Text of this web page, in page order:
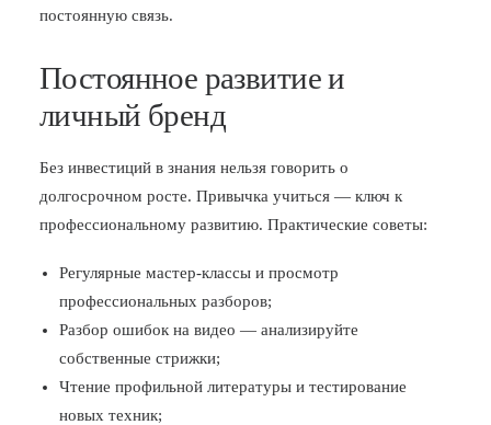
постоянную связь.
Постоянное развитие и
личный бренд
Без инвестиций в знания нельзя говорить о
долгосрочном росте. Привычка учиться — ключ к
профессиональному развитию. Практические советы:
Регулярные мастер-классы и просмотр
профессиональных разборов;
Разбор ошибок на видео — анализируйте
собственные стрижки;
Чтение профильной литературы и тестирование
новых техник;